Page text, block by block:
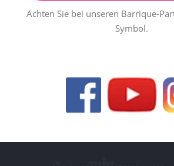
Achten Sie bei unseren Barrique-
Symbol.